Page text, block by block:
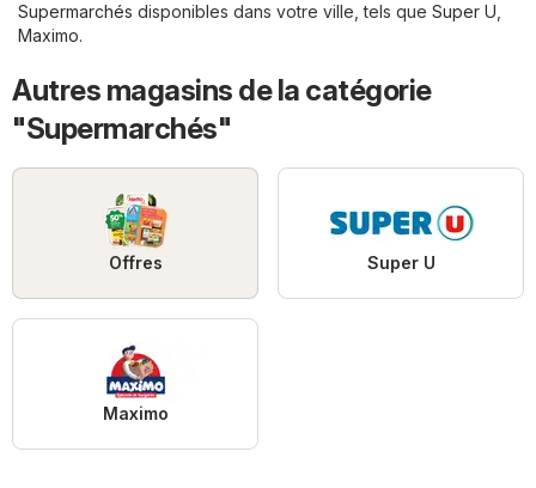
Supermarchés disponibles dans votre ville, tels que Super U,
Maximo.
Autres magasins de la catégorie
"Supermarchés"
Offres Super U
Maximo